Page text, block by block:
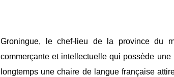
Groningue, le chef-lieu de la province du
commerçante et intellectuelle qui possède
longtemps une chaire de langue française